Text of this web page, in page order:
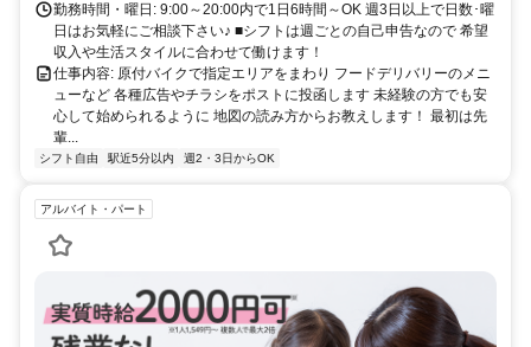
勤務時間・曜日: 9:00～20:00内で1日6時間～OK 週3日以上で日数･曜
日はお気軽にご相談下さい♪ ■シフトは週ごとの自己申告なので 希望
収入や生活スタイルに合わせて働けます！
仕事内容: 原付バイクで指定エリアをまわり フードデリバリーのメニ
ューなど 各種広告やチラシをポストに投函します 未経験の方でも安
心して始められるように 地図の読み方からお教えします！ 最初は先
輩...
シフト自由 駅近5分以内 週2・3日からOK
アルバイト・パート